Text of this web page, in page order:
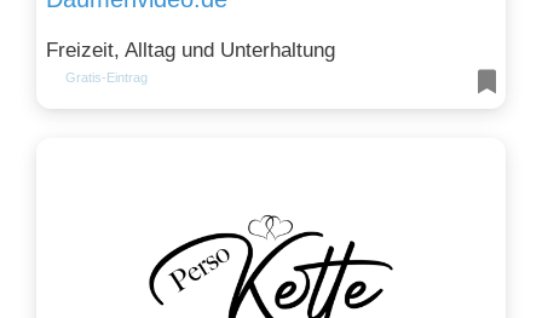
Freizeit, Alltag und Unterhaltung
Gratis-Eintrag